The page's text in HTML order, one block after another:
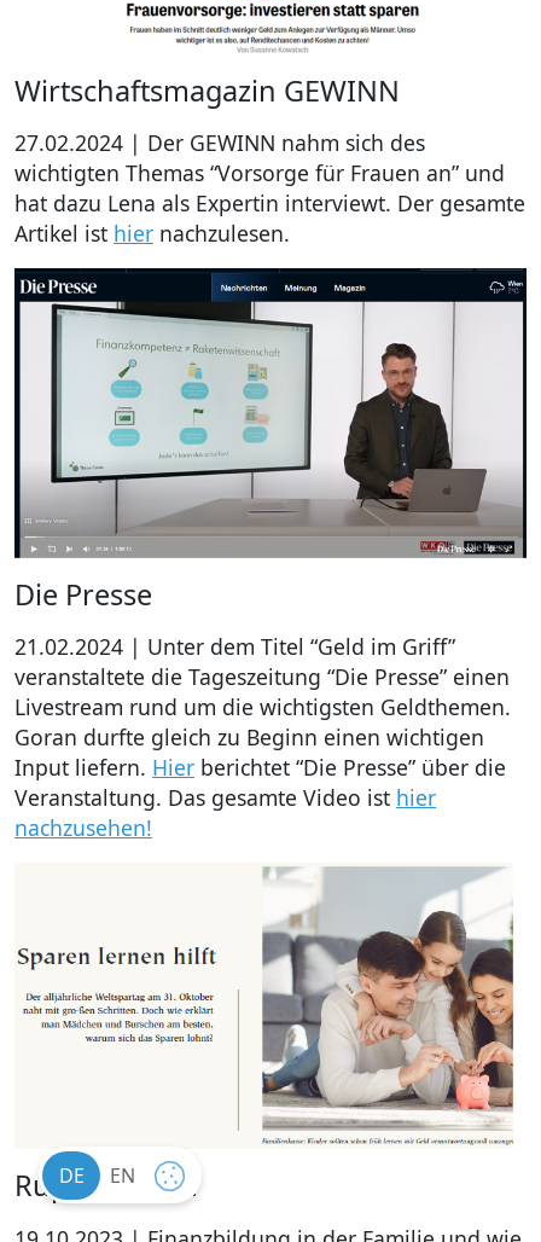
DE EN
COOKIE
SETTINGS
Wirtschaftsmagazin GEWINN
27.02.2024 | Der GEWINN nahm sich des
wichtigten Themas “Vorsorge für Frauen an” und
hat dazu Lena als Expertin interviewt. Der gesamte
Artikel ist hier nachzulesen.
Die Presse
21.02.2024 | Unter dem Titel “Geld im Griff”
veranstaltete die Tageszeitung “Die Presse” einen
Livestream rund um die wichtigsten Geldthemen.
Goran durfte gleich zu Beginn einen wichtigen
Input liefern. Hier berichtet “Die Presse” über die
Veranstaltung. Das gesamte Video ist hier
nachzusehen!
Rupertusblatt